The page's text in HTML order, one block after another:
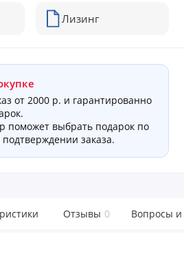
Лизинг
от 2000 р. и гарантированно
поможет выбрать подарок по
заказа.
Отзывы 0 Вопросы и